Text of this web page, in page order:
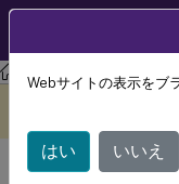
フェデレーション認証
サードパー
Webサイトの表示をブ
はい いいえ